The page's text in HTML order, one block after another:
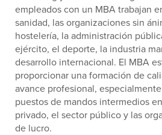
empleados con un MBA trabajan
sanidad, las organizaciones sin
hostelería, la administración
ejército, el deporte, la industria
desarrollo internacional. El MBA
proporcionar una formación de
avance profesional,
puestos de mandos intermedios
privado, el sector público y las
de lucro.